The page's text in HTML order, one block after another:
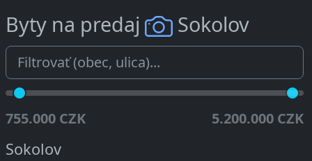
Byty na predaj Sokolov
755.000 CZK 5.200.000 CZK
Sokolov